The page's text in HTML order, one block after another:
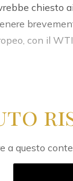
chiesto
con il
a questo